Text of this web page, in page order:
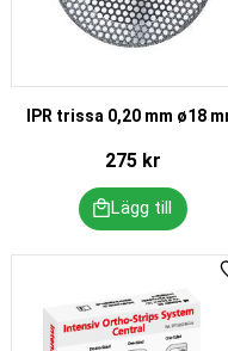
IPR trissa 0,20 mm ø18
275kr